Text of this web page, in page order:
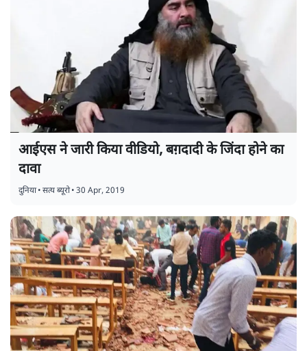
आईएस ने जारी किया वीडियो, बग़दादी के जिंदा होने का
दावा
दुनिया•सत्य ब्यूरो•30 Apr, 2019